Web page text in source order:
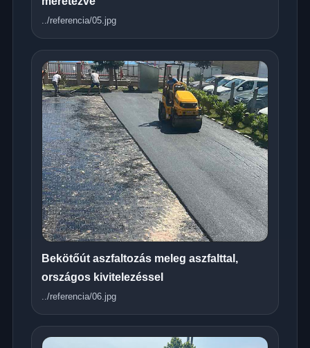
../referencia/05.jpg
Bekötőút aszfaltozás meleg aszfalttal,
országos kivitelezéssel
../referencia/06.jpg